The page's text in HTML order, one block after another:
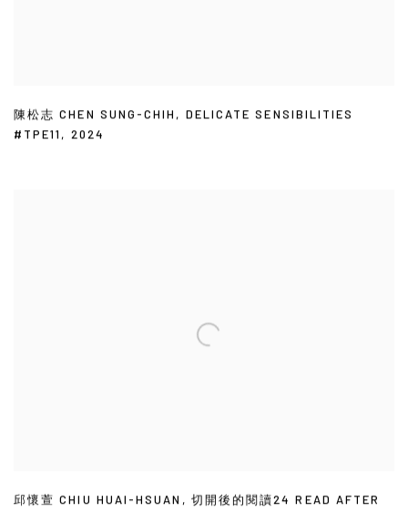
陳松志 CHEN SUNG-CHIH , DELICATE SENSIBILITIES
#TPE11 , 2024
邱懷萱 CHIU HUAI-HSUAN , 切開後的閱讀24 READ AFTER